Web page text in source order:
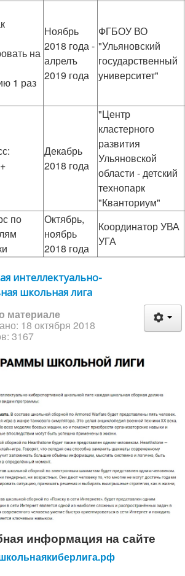
на
1 раз
Ноябрь
2018 года -
алрелъ
2019 года
ФГБОУ ВО
"Ульяновский
государственный
университет"
Декабрь
2018 года
"Центр
кластерного
развития
Ульяновской
области - детский
технопарк
"Кванториум"
по
Октябрь,
ноябрь
2018 года
Координатор УВА
УГА
интеллектуально-
школьная лига
материале
18 октября 2018
3167
информация на сайте